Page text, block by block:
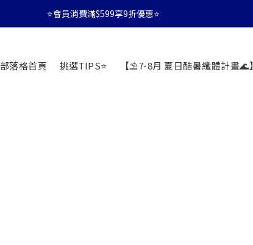
⭐會員消費滿$599享9折優惠⭐
⭐會員消費滿$599享9折優惠⭐
⭐會員消費滿$599享9折優惠⭐
部落格首頁 挑選TIPS⭐ 【⛱️7-8月 夏日酷暑纖體計畫🌊】